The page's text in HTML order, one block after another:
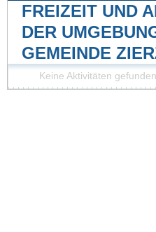
FREIZEIT UND
DER
GEMEINDE
Keine Aktivitäten